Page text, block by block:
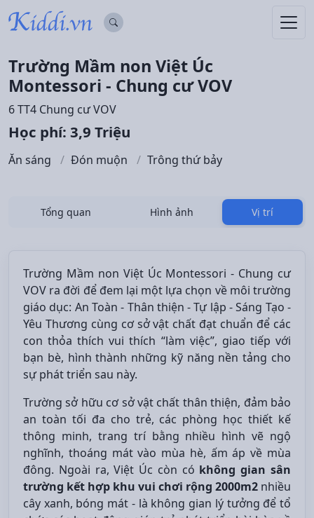
Trường Mầm non Việt Úc
Montessori - Chung cư VOV
6 TT4 Chung cư VOV
Học phí: 3,9 Triệu
Ăn sáng Đón muộn Trông thứ bảy
Tổng quan Hình ảnh Vị trí
Trường Mầm non Việt Úc Montessori - Chung cư
VOV ra đời để đem lại một lựa chọn về môi trường
giáo dục: An Toàn - Thân thiện - Tự lập - Sáng Tạo -
Yêu Thương cùng cơ sở vật chất đạt chuẩn để các
con thỏa thích vui thích “làm việc”, giao tiếp với
bạn bè, hình thành những kỹ năng nền tảng cho
sự phát triển sau này.
Trường sở hữu cơ sở vật chất thân thiện, đảm bảo
an toàn tối đa cho trẻ, các phòng học thiết kế
thông minh, trang trí bằng nhiều hình vẽ ngộ
nghĩnh, thoáng mát vào mùa hè, ấm áp về mùa
đông. Ngoài ra, Việt Úc còn có không gian sân
trường kết hợp khu vui chơi rộng 2000m2 nhiều
cây xanh, bóng mát - là không gian lý tưởng để tổ